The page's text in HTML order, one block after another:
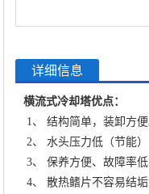
详细信息
横流式冷却塔优点：
1、 结构简单，装卸方便
2、 水头压力低（节能）
3、 保养方便、故障率
4、 散热鳍片不容易结